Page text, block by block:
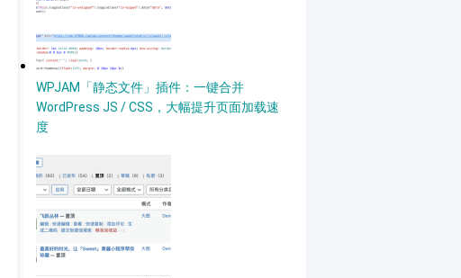
WPJAM「静态文件」插件：一键合并
WordPress JS / CSS，大幅提升页面加载速
度